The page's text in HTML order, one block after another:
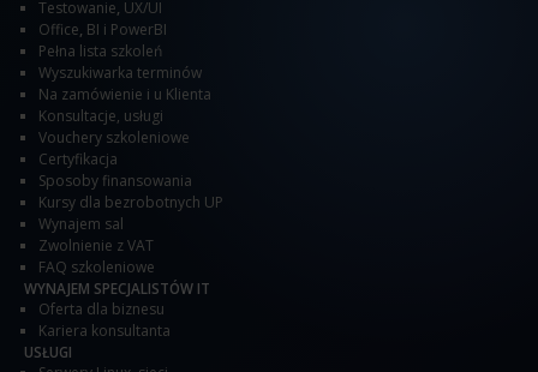
Testowanie, UX/UI
Office, BI i PowerBI
Pełna lista szkoleń
Wyszukiwarka terminów
Na zamówienie i u Klienta
Konsultacje, usługi
Vouchery szkoleniowe
Certyfikacja
Sposoby finansowania
Kursy dla bezrobotnych UP
Wynajem sal
Zwolnienie z VAT
FAQ szkoleniowe
WYNAJEM SPECJALISTÓW IT
Oferta dla biznesu
Kariera konsultanta
USŁUGI